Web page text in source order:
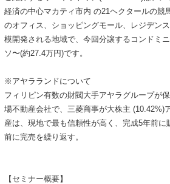
経済の中心マカティ市内 の21ヘクタールの競
のオフィス、ショッピングモール、レジデン
模開発される地域で、今回分譲するコンドミ
ソ〜(約27.4万円)です。
※アヤラランドについて
フィリピン有数の財閥大手アヤラグループが
場不動産会社で、三菱商事が大株主 (10.42%)
産は、現地で最も信頼性が高く、完成5年前
前に完売を繰り返す。
【セミナー概要】